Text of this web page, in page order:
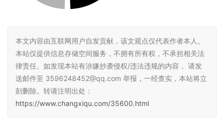
本文内容由互联网用户自发贡献，该文观点仅代表作者本人。
本站仅提供信息存储空间服务，不拥有所有权，不承担相关法
律责任。如发现本站有涉嫌抄袭侵权/违法违规的内容， 请发
送邮件至 3596248452@qq.com 举报，一经查实，本站将立
刻删除。转请注明出处：
https://www.changxiqu.com/35600.html